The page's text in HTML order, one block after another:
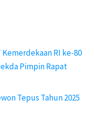
RI ke-80
Pimpin Rapat
Tepus Tahun 2025